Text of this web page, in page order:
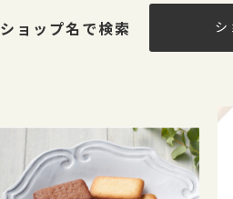
ショップ名で検索 シ